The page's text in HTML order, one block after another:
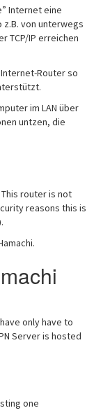
Internet eine
z.B. von unterwegs
TCP/IP erreichen
Router so
im LAN über
untzen, die
router is not
reasons this is
only have to
Server is hosted
one